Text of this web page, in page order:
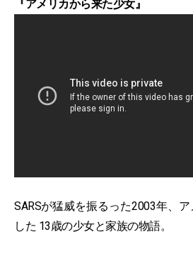
『アメリカから来た少女』
SARSが猛威を振るった2003年、
した 13歳の少女と家族の物語。